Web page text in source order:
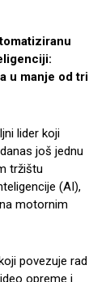
u manje od tri
lider koji
još jednu
tržištu
(AI),
motornim
povezuje rad
opreme i